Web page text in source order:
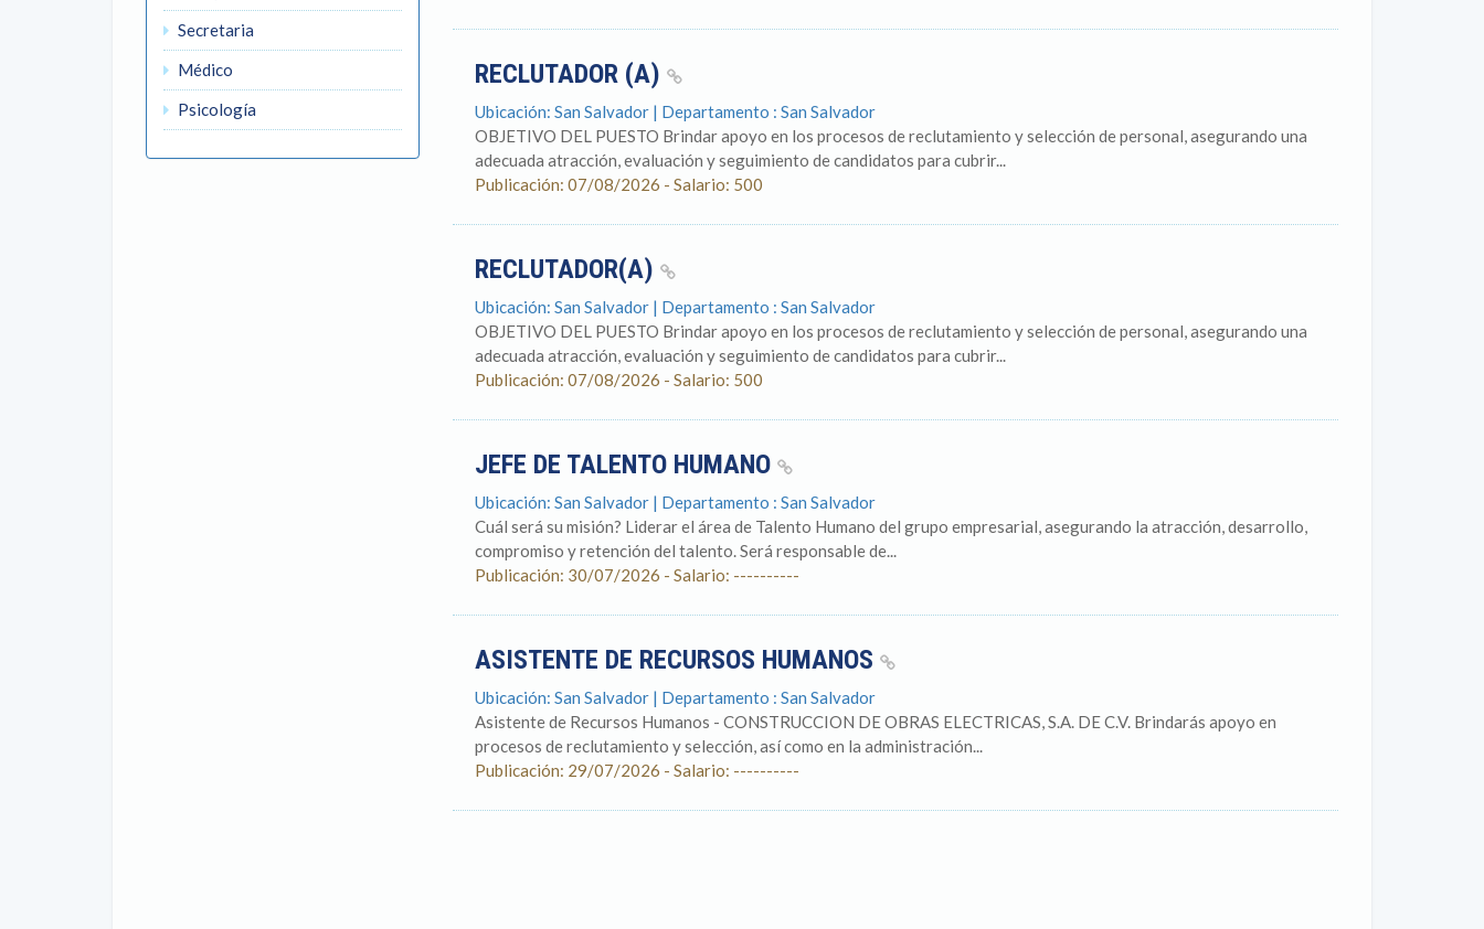
Secretaria
Médico
Psicología
RECLUTADOR (A)
Ubicación: San Salvador | Departamento : San Salvador
OBJETIVO DEL PUESTO Brindar apoyo en los procesos de reclutamiento y selección de personal, asegurando una
adecuada atracción, evaluación y seguimiento de candidatos para cubrir...
Publicación: 07/08/2026 - Salario: 500
RECLUTADOR(A)
Ubicación: San Salvador | Departamento : San Salvador
OBJETIVO DEL PUESTO Brindar apoyo en los procesos de reclutamiento y selección de personal, asegurando una
adecuada atracción, evaluación y seguimiento de candidatos para cubrir...
Publicación: 07/08/2026 - Salario: 500
JEFE DE TALENTO HUMANO
Ubicación: San Salvador | Departamento : San Salvador
Cuál será su misión? Liderar el área de Talento Humano del grupo empresarial, asegurando la atracción, desarrollo,
compromiso y retención del talento. Será responsable de...
Publicación: 30/07/2026 - Salario: ----------
ASISTENTE DE RECURSOS HUMANOS
Ubicación: San Salvador | Departamento : San Salvador
Asistente de Recursos Humanos - CONSTRUCCION DE OBRAS ELECTRICAS, S.A. DE C.V. Brindarás apoyo en
procesos de reclutamiento y selección, así como en la administración...
Publicación: 29/07/2026 - Salario: ----------